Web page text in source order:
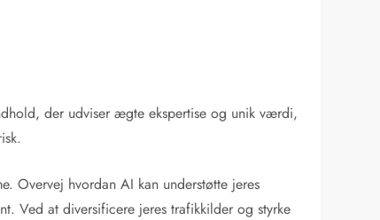
der udviser ægte ekspertise og unik værdi,
Overvej hvordan AI kan understøtte jeres
Ved at diversificere jeres trafikkilder og styrke